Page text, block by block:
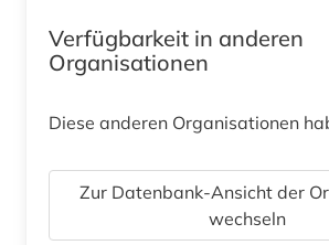
Verfügbarkeit in anderen
Organisationen
Diese anderen Organisationen
Zur Datenbank-Ansicht der
wechseln